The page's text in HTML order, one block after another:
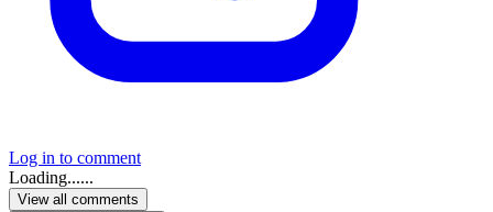
Log in to comment
Loading......
View all comments